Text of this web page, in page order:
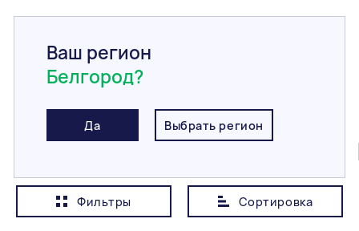
Ваш регион
Белгород?
Да Выбрать регион
Главная / Каталог / Фасадная плитка
Фасадная плитка
Фильтры Сортировка